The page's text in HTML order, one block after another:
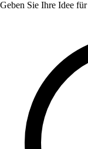
Geben Sie Ihre Idee für